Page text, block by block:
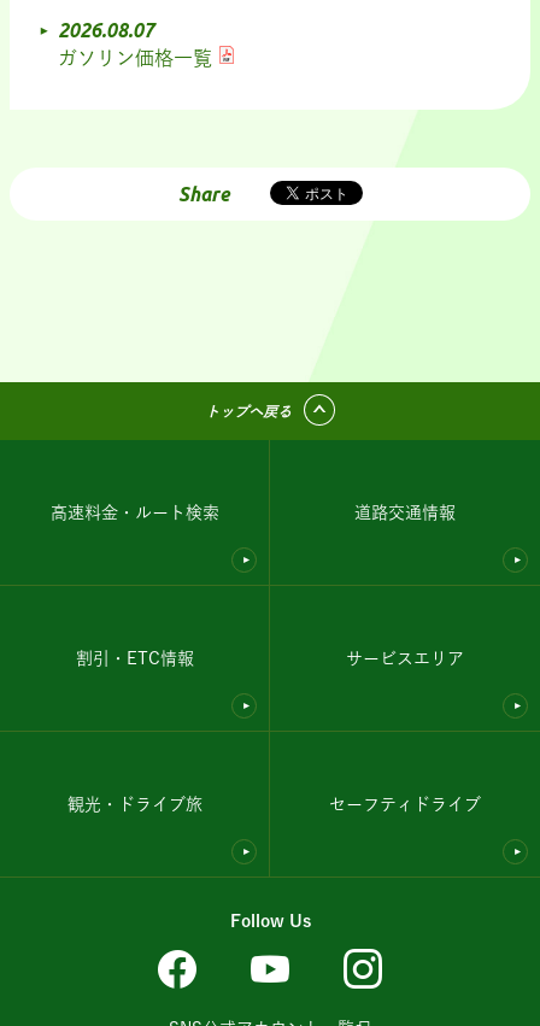
2026.08.07
ガソリン価格一覧
Share
トップへ戻る
高速料金・ルート検索 道路交通情報
割引・ETC情報 サービスエリア
観光・ドライブ旅 セーフティドライブ
Follow Us